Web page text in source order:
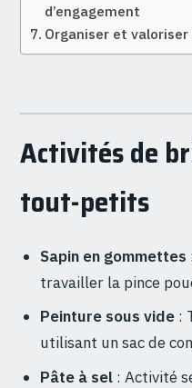
d’engagement
Organiser et
Activités de
tout-petits
Sapin en gommettes
travailler la pince
Peinture sous vide :
utilisant un sac de
Pâte à sel : Activité